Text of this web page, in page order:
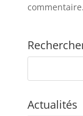
commentaire.
Actualités